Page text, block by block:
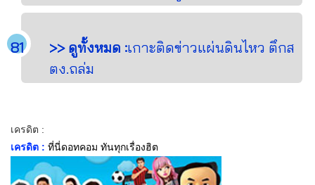
>> ดูทั้งหมด :เกาะติดข่าวแผ่นดินไหว ตึกส
ตง.ถล่ม
เครดิต :
เครดิต : ที่นี่ดอทคอม ทันทุกเรื่องฮิต